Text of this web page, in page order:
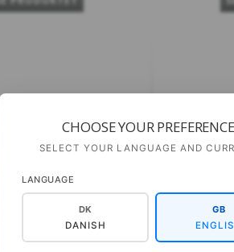
CHOOSE YOUR
SELECT YOUR LANGUAGE AND
LANGUAGE
DK
DANISH
GB